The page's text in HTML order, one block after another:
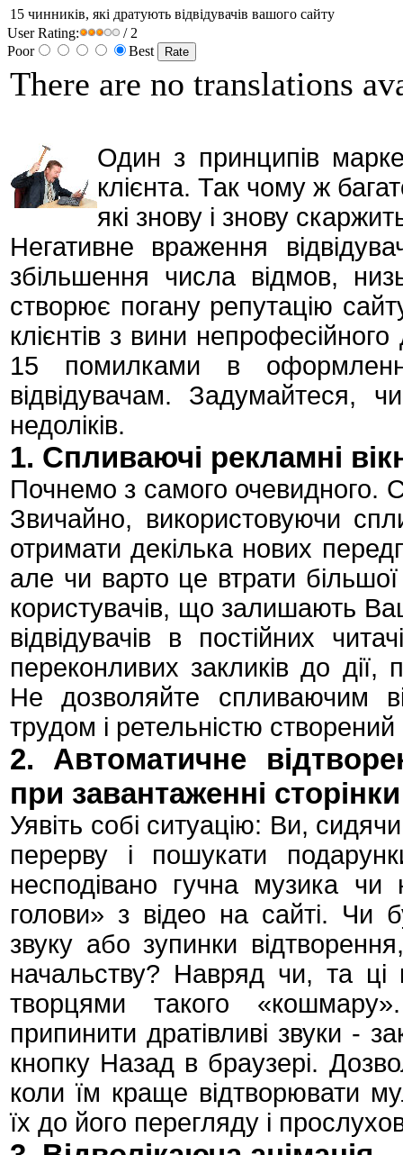
15 чинників, які дратують відвідувачів вашого сайту
User Rating:
/ 2
Poor
Best
There are no translations
Один з принципів
клієнта. Так чому ж
які знову і знову
Негативне враження
збільшення числа відмов,
створює погану репутацію
клієнтів з вини
15 помилками в
відвідувачам. Задумайтеся,
недоліків.
1. Спливаючі рекламні
Почнемо з самого очевидного.
Звичайно, використовуючи
отримати декілька нових
але чи варто це втрати
користувачів, що залишають
відвідувачів в постійних
переконливих закликів до дії,
Не дозволяйте спливаючим
трудом і ретельністю
2. Автоматичне
при завантаженні сторінки
Уявіть собі ситуацію: Ви,
перерву і пошукати
несподівано гучна музика чи
голови» з відео на сайті. Чи
звуку або зупинки
начальству? Навряд чи, та ці
творцями такого
припинити дратівливі звуки -
кнопку Назад в браузері.
коли їм краще відтворювати
їх до його перегляду і